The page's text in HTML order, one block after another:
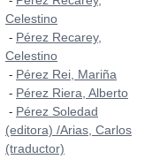
Celestino
- Pérez Recarey,
Celestino
- Pérez Rei, Mariña
- Pérez Riera, Alberto
- Pérez Soledad
(editora) /Arias, Carlos
(traductor)